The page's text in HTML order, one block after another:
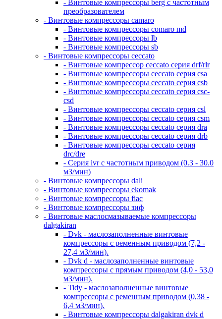
- Винтовые компрессоры berg с частотным
преобразователем
- Винтовые компрессоры camaro
- Винтовые компрессоры comaro md
- Винтовые компрессоры lb
- Винтовые компрессоры sb
- Винтовые компрессоры ceccato
- Винтовые компрессор ceccato серия drf/rlr
- Винтовые компрессоры ceccato серия csa
- Винтовые компрессоры ceccato серия csb
- Винтовые компрессоры ceccato серия csc-
csd
- Винтовые компрессоры ceccato серия csl
- Винтовые компрессоры ceccato серия csm
- Винтовые компрессоры ceccato серия dra
- Винтовые компрессоры ceccato серия drb
- Винтовые компрессоры ceccato серия
drc/dre
- Серия ivr с частотным приводом (0.3 - 30.0
м3/мин)
- Винтовые компрессоры dali
- Винтовые компрессоры ekomak
- Винтовые компрессоры fiac
- Винтовые компрессоры зиф
- Винтовые маслосмазываемые компрессоры
dalgakiran
- Dvk - маслозаполненные винтовые
компрессоры с ременным приводом (7,2 -
27,4 м3/мин).
- Dvk d - маслозаполненные винтовые
компрессоры с прямым приводом (4,0 - 53,0
м3/мин).
- Tidy - маслозаполненные винтовые
компрессоры с ременным приводом (0,38 -
6,4 м3/мин).
- Винтовые компрессоры dalgakiran dvk d